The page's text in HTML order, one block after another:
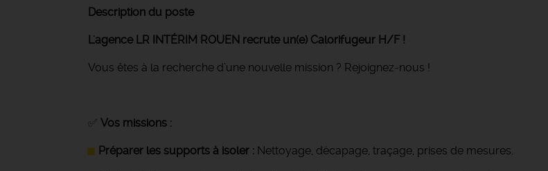
Description du poste
L'agence LR INTÉRIM ROUEN recrute un(e) Calorifugeur H/F !
Vous êtes à la recherche d’une nouvelle mission ? Rejoignez-nous !
✅ Vos missions :
Préparer les supports à isoler : Nettoyage, décapage, traçage, prises de mesures.